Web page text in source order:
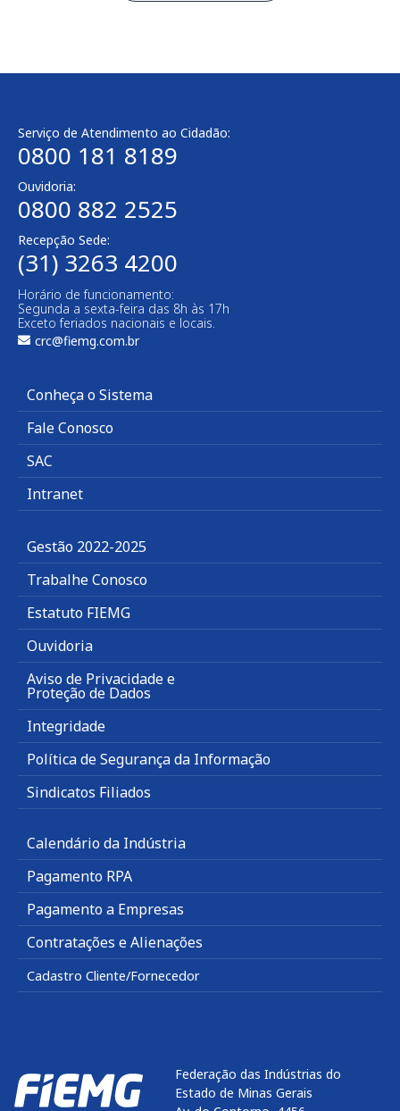
Serviço de Atendimento ao Cidadão:
0800 181 8189
Ouvidoria:
0800 882 2525
Recepção Sede:
(31) 3263 4200
Horário de funcionamento:
Segunda a sexta-feira das 8h às 17h
Exceto feriados nacionais e locais.
crc@fiemg.com.br
Conheça o Sistema
Fale Conosco
SAC
Intranet
Gestão 2022-2025
Trabalhe Conosco
Estatuto FIEMG
Ouvidoria
Aviso de Privacidade e
Proteção de Dados
Integridade
Política de Segurança da Informação
Sindicatos Filiados
Calendário da Indústria
Pagamento RPA
Pagamento a Empresas
Contratações e Alienações
Cadastro Cliente/Fornecedor
Federação das Indústrias do
Estado de Minas Gerais